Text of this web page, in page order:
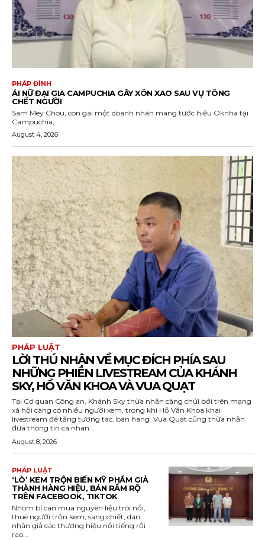
PHÁP ĐÌNH
ÁI NỮ ĐẠI GIA CAMPUCHIA GÂY XÔN XAO SAU VỤ TÔNG
CHẾT NGƯỜI
Sam Mey Chou, con gái một doanh nhân mang tước hiệu Oknha tại
Campuchia,...
August 4, 2026
PHÁP LUẬT
LỜI THÚ NHẬN VỀ MỤC ĐÍCH PHÍA SAU
NHỮNG PHIÊN LIVESTREAM CỦA KHÁNH
SKY, HỒ VĂN KHOA VÀ VUA QUẠT
Tại Cơ quan Công an, Khánh Sky thừa nhận càng chửi bới trên mạng
xã hội càng có nhiều người xem, trong khi Hồ Văn Khoa khai
livestream để tăng tương tác, bán hàng. Vua Quạt cũng thừa nhận
đưa thông tin cá nhân...
August 8, 2026
PHÁP LUẬT
‘LÒ’ KEM TRỘN BIẾN MỸ PHẨM GIẢ
THÀNH HÀNG HIỆU, BÁN RẦM RỘ
TRÊN FACEBOOK, TIKTOK
Nhóm bị can mua nguyên liệu trôi nổi,
thuê người trộn kem, sang chiết, dán
nhãn giả các thương hiệu nổi tiếng rồi
rao...